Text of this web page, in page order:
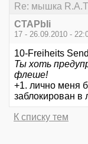
Re: мышка
CTAPbIi
17 - 26.09.2010 -
10-Freiheits
Ты хоть
флеше!
+1. лично меня
заблокирован в
К списку тем